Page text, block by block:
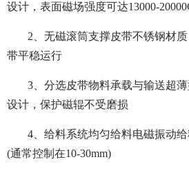
设计，表面磁场强度可达13000-
2、无磁滚筒支撑皮带不锈钢材
带平稳运行
3、分选皮带物料承载与输送超
设计，保护磁辊不受磨损
4、给料系统均匀给料电磁振动
(通常控制在10-30mm)